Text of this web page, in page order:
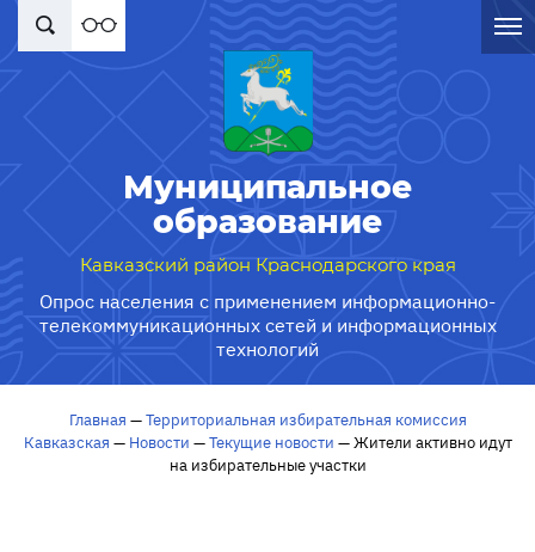
Муниципальное
образование
Кавказский район Краснодарского края
Опрос населения с применением информационно-
телекоммуникационных сетей и информационных
технологий
Главная —Территориальная избирательная комиссия
Кавказская — Новости —Текущие новости —Жители активно идут
на избирательные участки